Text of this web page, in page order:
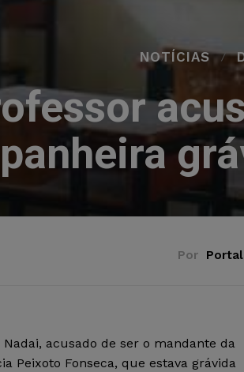
NOTÍCIAS
Por
acusado de ser o mandante da
Peixoto Fonseca, que estava grávida